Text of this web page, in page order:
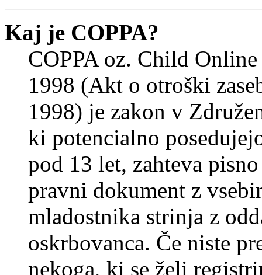
Kaj je COPPA?
COPPA oz. Child
1998 (Akt o otroški
1998) je zakon v
ki potencialno
pod 13 let, zahteva
pravni dokument z
mladostnika strinja z
oskrbovanca. Če niste
nekoga, ki se želi